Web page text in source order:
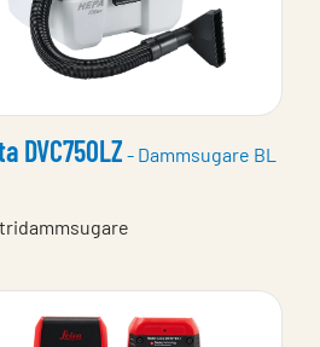
DVC750LZ - Dammsugare BL